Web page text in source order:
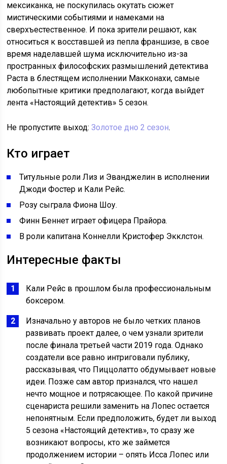
мексиканка, не поскупилась окутать сюжет
мистическими событиями и намеками на
сверхъестественное. И пока зрители решают, как
относиться к восставшей из пепла франшизе, в свое
время наделавшей шума исключительно из-за
пространных философских размышлений детектива
Раста в блестящем исполнении Макконахи, самые
любопытные критики предполагают, когда выйдет
лента «Настоящий детектив» 5 сезон.
Не пропустите выход:Золотое дно 2 сезон.
Кто играет
Титульные роли Лиз и Эванджелин в исполнении
Джоди Фостер и Кали Рейс.
Розу сыграла Фиона Шоу.
Финн Беннет играет офицера Прайора.
В роли капитана Коннелли Кристофер Экклстон.
Интересные факты
Кали Рейс в прошлом была профессиональным
боксером.
Изначально у авторов не было четких планов
развивать проект далее, о чем узнали зрители
после финала третьей части 2019 года. Однако
создатели все равно интриговали публику,
рассказывая, что Пиццолатто обдумывает новые
идеи. Позже сам автор признался, что нашел
нечто мощное и потрясающее. По какой причине
сценариста решили заменить на Лопес остается
непонятным. Если предположить, будет ли выход
5 сезона «Настоящий детектив», то сразу же
возникают вопросы, кто же займется
продолжением истории – опять Исса Лопес или